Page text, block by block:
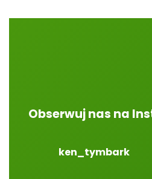
Obserwuj nas na
ken_tymbark